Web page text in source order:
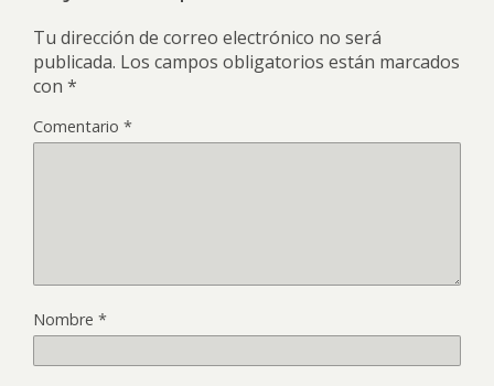
Tu dirección de correo electrónico no será
publicada. Los campos obligatorios están marcados
con *
Comentario *
Nombre *